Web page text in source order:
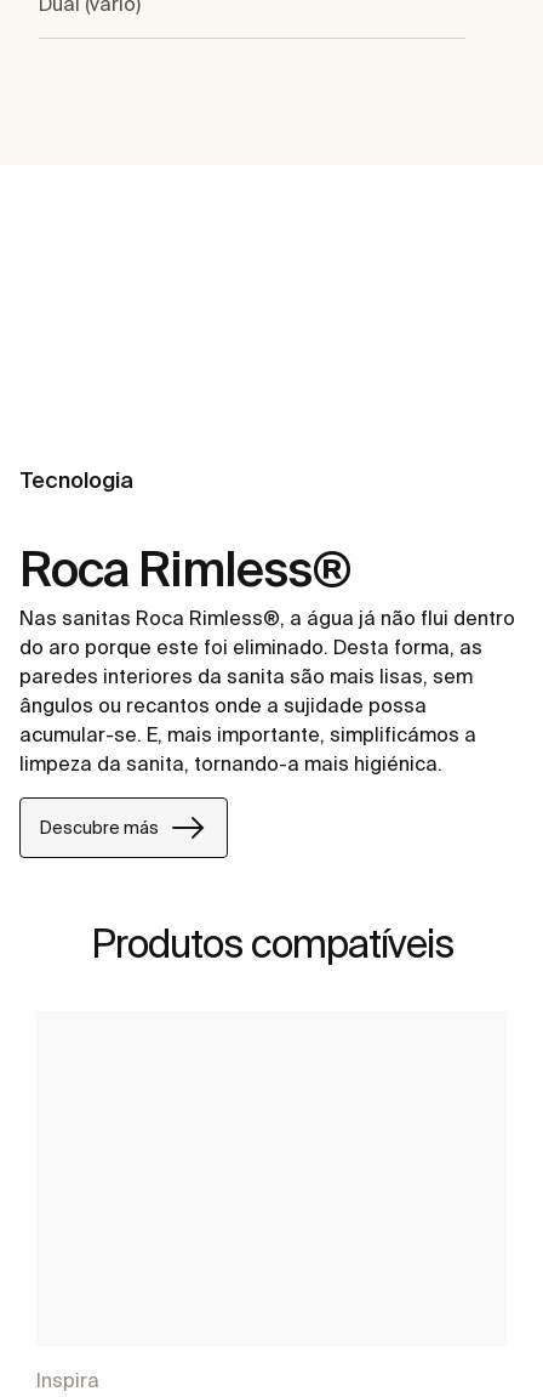
Tecnologia
Roca Rimless®
Nas sanitas Roca Rimless®, a água já não flui dentro
do aro porque este foi eliminado. Desta forma, as
paredes interiores da sanita são mais lisas, sem
ângulos ou recantos onde a sujidade possa
acumular-se. E, mais importante, simplificámos a
limpeza da sanita, tornando-a mais higiénica.
Descubre más
Produtos compatíveis
Inspira